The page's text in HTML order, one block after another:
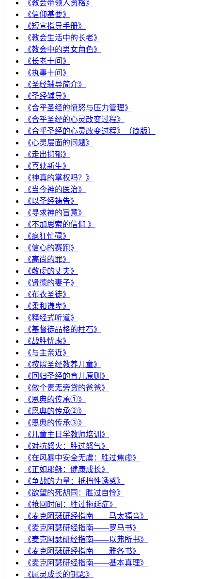
《教会带领人资格》
《信仰基要》
《短宣指导手册》
《教会生活中的长老》
《教会中的男女角色》
《长老十问》
《执事十问》
《圣经辅导简介》
《圣经辅导》
​《合乎圣经的愤怒与压力管理》
《合乎圣经的心灵改变过程》
《合乎圣经的心灵改变过程》（简版）
《心灵层面的问题》
《走出抑郁》
《喜获新生》
《神真的掌权吗？》
《当今神的医治》
《以圣经祷告》
《寻求神的旨意》
《不加思索的信仰 》
《疯狂忙碌》
《信心的赛跑》
《高尚的罪》
《敬虔的丈夫》
《贤德的妻子》
《布衣圣徒》
《柔和谦卑》
《释经式听道》
《基督徒品格的柱石》
《战胜忧虑》
《与主亲近》
《按照圣经教养儿童》
《回归圣经的育儿原则》
《做个责无旁贷的爸爸》
《恩典的传承①》
《恩典的传承②》
《恩典的传承③》
《儿童主日学教师培训》
《对抗怒火：胜过怒气》
《在风暴中安全无虞：胜过焦虑》
《正如耶稣：健康成长》
《争战的力量：抵挡性诱惑》
《欲望的死胡同：胜过自怜》
《抢回时间：胜过拖延症》
《麦克阿瑟研经指南——马太福音》
《麦克阿瑟研经指南——罗马书》
《麦克阿瑟研经指南——以弗所书》
《麦克阿瑟研经指南——雅各书》
《麦克阿瑟研经指南——基本真理》
《属灵成长的钥匙》